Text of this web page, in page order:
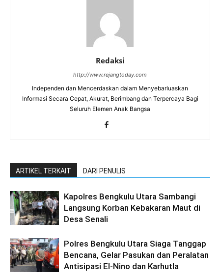
Redaksi
http://www.rejangtoday.com
Independen dan Mencerdaskan dalam Menyebarluaskan
Informasi Secara Cepat, Akurat, Berimbang dan Terpercaya Bagi
Seluruh Elemen Anak Bangsa
ARTIKEL TERKAIT DARI PENULIS
Kapolres Bengkulu Utara Sambangi
Langsung Korban Kebakaran Maut di
Desa Senali
Polres Bengkulu Utara Siaga Tanggap
Bencana, Gelar Pasukan dan Peralatan
Antisipasi El-Nino dan Karhutla